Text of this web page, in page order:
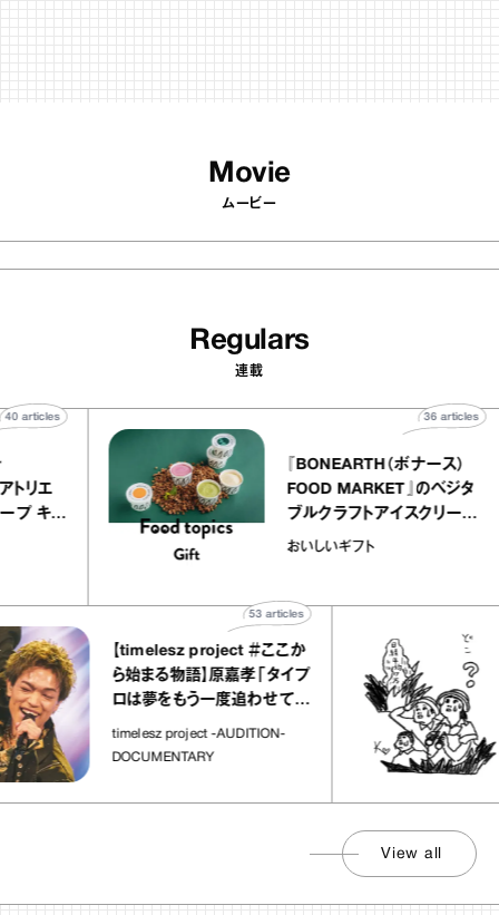
Movie
ムービー
Regulars
連載
atelier
アリー アトリエ
ミルクレープ キャ
40
『BONEARTH（ボナ
FOOD MARKET』の
ブルクラフトアイスク
｜真野知子の「おい
おいしいギフト
36
【timelesz project ＃ここか
ら始まる物語】原嘉孝「タイプ
ロは夢をもう一度追わせてく
れた場所」
timelesz project -AUDITION-
DOCUMENTARY
articles
「
社
View all